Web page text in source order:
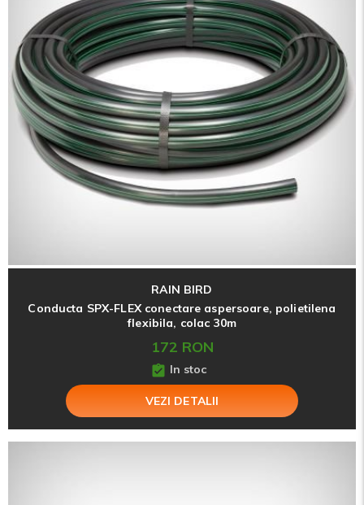
RAIN BIRD
Conducta SPX-FLEX conectare aspersoare, polietilena
flexibila, colac 30m
172 RON
In stoc
VEZI DETALII